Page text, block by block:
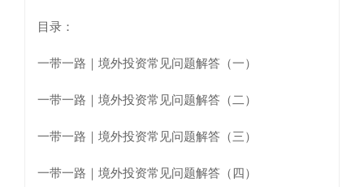
目录：
一带一路｜境外投资常见问题解答（一）
一带一路｜境外投资常见问题解答（二）
一带一路｜境外投资常见问题解答（三）
一带一路｜境外投资常见问题解答（四）